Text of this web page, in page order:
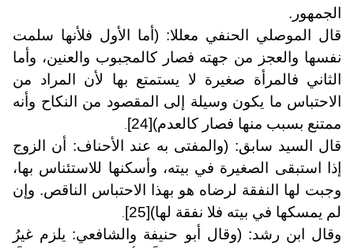
الجمهور.
قال الموصلي الحنفي معللا: (أما الأول فلأنها سلمت
نفسها والعجز من جهته فصار كالمجبوب والعنين، وأما
الثاني فالمرأة صغيرة لا يستمتع بها لأن المراد من
الاحتباس ما يكون وسيلة إلى المقصود من النكاح وأنه
ممتنع بسبب منها فصار كالعدم)[24]
قال السيد سابق: (والمفتى به عند الأحناف: أن الزوج
إذا استبقى الصغيرة في بيته، وأسكنها للاستئناس بها،
وجبت لها النفقة لرضاه هو بهذا الاحتباس الناقص. وإن
لم يمسكها في بيته فلا نفقة لها)[25]
وقال ابن رشد: (وقال أبو حنيفة والشافعي: يلزم غيرُ